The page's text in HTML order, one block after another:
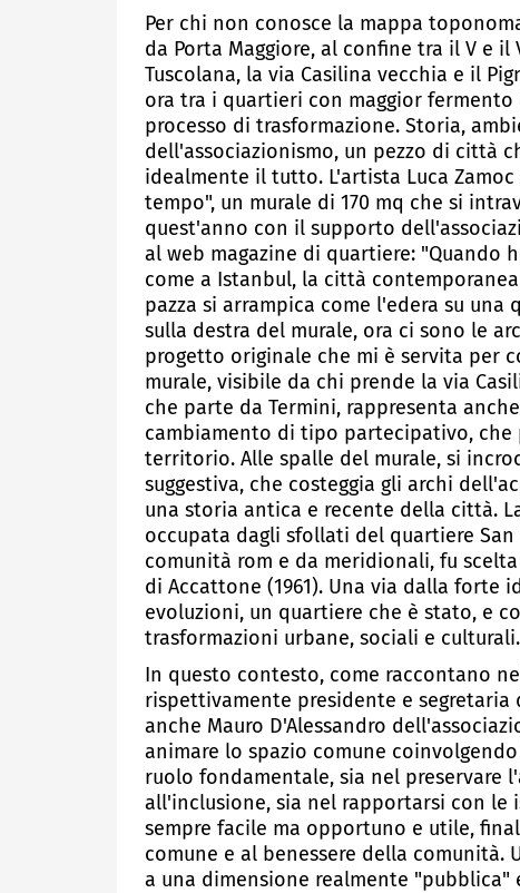
Per chi non conosce la mappa
da Porta Maggiore, al confine tra il V e
Tuscolana, la via Casilina vecchia e il
ora tra i quartieri con maggior
processo di trasformazione. Storia,
dell'associazionismo, un pezzo di città
idealmente il tutto. L'artista Luca
tempo", un murale di 170 mq che si
quest'anno con il supporto
al web magazine di quartiere: "Quando
come a Istanbul, la città
pazza si arrampica come l'edera su
sulla destra del murale, ora ci sono le
progetto originale che mi è servita per
murale, visibile da chi prende la via
che parte da Termini, rappresenta
cambiamento di tipo partecipativo, che
territorio. Alle spalle del murale, si
suggestiva, che costeggia gli archi
una storia antica e recente della città.
occupata dagli sfollati del quartiere
comunità rom e da meridionali, fu
di Accattone (1961). Una via dalla forte
evoluzioni, un quartiere che è stato, e
trasformazioni urbane, sociali e culturali.
In questo contesto, come raccontano
rispettivamente presidente e
anche Mauro D'Alessandro
animare lo spazio comune
ruolo fondamentale, sia nel preservare
all'inclusione, sia nel rapportarsi con
sempre facile ma opportuno e utile,
comune e al benessere della comunità.
a una dimensione realmente